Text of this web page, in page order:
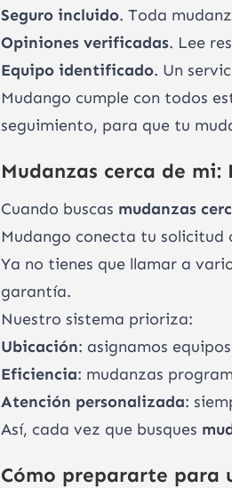
Seguro incluido. Toda
Opiniones verificadas. Lee
Equipo identificado. Un
Mudango cumple con todos
seguimiento, para que tu
Mudanzas cerca de
Cuando buscas mudanzas
Mudango conecta tu solicitud
Ya no tienes que llamar a
garantía.
Nuestro sistema prioriza:
Ubicación: asignamos
Eficiencia: mudanzas
Atención personalizada:
Así, cada vez que busques
Cómo prepararte para